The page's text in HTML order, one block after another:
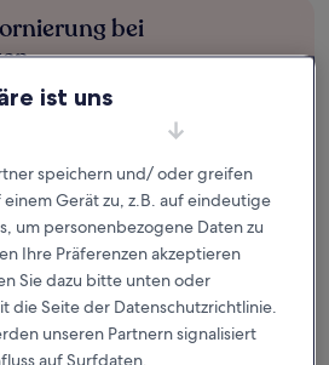
bei
für jede
Übernachtung
Preisen für Mitglieder
für diese Daten
In zwei Wochen
ist uns
speichern und/ oder greifen
Gerät zu, z.B. auf eindeutige
um personenbezogene Daten zu
Ihre Präferenzen akzeptieren
Sie dazu bitte unten oder
die Seite der Datenschutzrichtlinie.
unseren Partnern signalisiert
auf Surfdaten.